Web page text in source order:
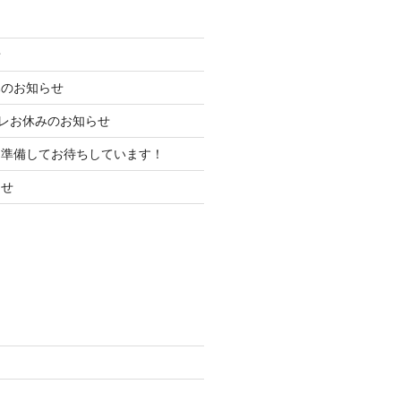
お知らせ
お休みのお知らせ
備してお待ちしています！